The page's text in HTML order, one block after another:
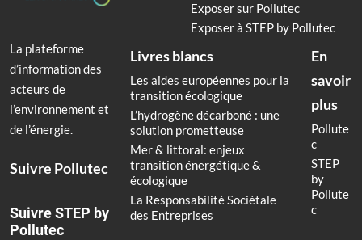
La plateforme
d’information des
acteurs de
l’environnement et
de l’énergie.
Suivre Pollutec
Suivre STEP by
Pollutec
Exposer sur Pollutec
Exposer à STEP by Pollutec
Livres blancs
Les aides européennes pour la
transition écologique
L’hydrogène décarboné : une
solution prometteuse
Mer & littoral: enjeux
transition énergétique &
écologique
La Responsabilité Sociétale
des Entreprises
En
savoir
plus
Pollute
c
STEP
by
Pollute
c